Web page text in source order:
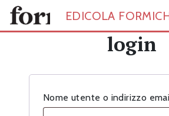
Skip to main content
EDICOLA
login
Nome utente o indirizzo